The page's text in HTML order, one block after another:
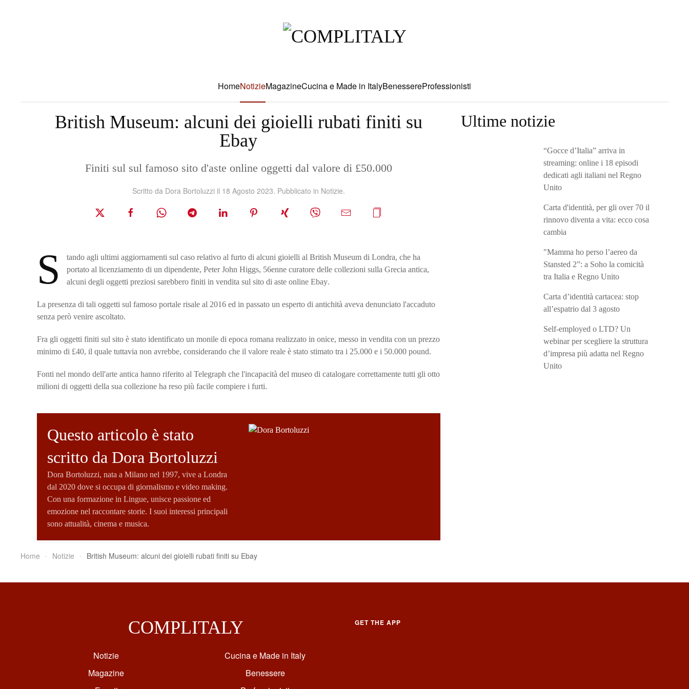
HomeNotizieMagazineCucina e Made in ItalyBenessereProfessionisti
British Museum: alcuni dei gioielli rubati finiti su
Ebay
Finiti sul sul famoso sito d'aste online oggetti dal valore di £50.000
Scritto da Dora Bortoluzziil 18 Agosto 2023. Pubblicato in Notizie.
S tando agli ultimi aggiornamenti sul caso relativo al furto di alcuni gioielli al British Museum di Londra, che ha
portato al licenziamento di un dipendente, Peter John Higgs, 56enne curatore delle collezioni sulla Grecia antica,
alcuni degli oggetti preziosi sarebbero finiti in vendita sul sito di aste online Ebay.
La presenza di tali oggetti sul famoso portale risale al 2016 ed in passato un esperto di antichità aveva denunciato l'accaduto
senza però venire ascoltato.
Fra gli oggetti finiti sul sito è stato identificato un monile di epoca romana realizzato in onice, messo in vendita con un prezzo
minimo di £40, il quale tuttavia non avrebbe, considerando che il valore reale è stato stimato tra i 25.000 e i 50.000 pound.
Fonti nel mondo dell'arte antica hanno riferito al Telegraph che l'incapacità del museo di catalogare correttamente tutti gli otto
milioni di oggetti della sua collezione ha reso più facile compiere i furti.
Questo articolo è stato
scritto da Dora Bortoluzzi
Dora Bortoluzzi, nata a Milano nel 1997, vive a Londra
dal 2020 dove si occupa di giornalismo e video making.
Con una formazione in Lingue, unisce passione ed
emozione nel raccontare storie. I suoi interessi principali
sono attualità, cinema e musica.
Ultime notizie
“Gocce d’Italia” arriva in
streaming: online i 18 episodi
dedicati agli italiani nel Regno
Unito
Carta d'identità, per gli over 70 il
rinnovo diventa a vita: ecco cosa
cambia
"Mamma ho perso l’aereo da
Stansted 2”: a Soho la comicità
tra Italia e Regno Unito
Carta d’identità cartacea: stop
all’espatrio dal 3 agosto
Self-employed o LTD? Un
webinar per scegliere la struttura
d’impresa più adatta nel Regno
Unito
Home Notizie British Museum: alcuni dei gioielli rubati finiti su Ebay
COMPLITALY
Notizie
Magazine
Cucina e Made in Italy
Benessere
GET THE APP